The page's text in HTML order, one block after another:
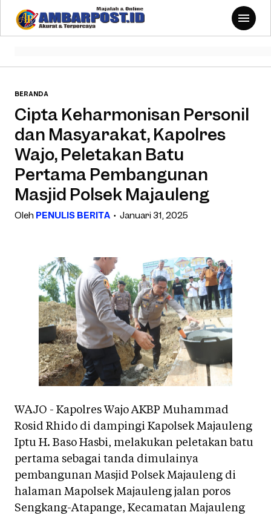
BERANDA
Cipta Keharmonisan Personil
dan Masyarakat, Kapolres
Wajo, Peletakan Batu
Pertama Pembangunan
Masjid Polsek Majauleng
Oleh PENULIS BERITA Januari 31, 2025
WAJO - Kapolres Wajo AKBP Muhammad
Rosid Rhido di dampingi Kapolsek Majauleng
Iptu H. Baso Hasbi, melakukan peletakan batu
pertama sebagai tanda dimulainya
pembangunan Masjid Polsek Majauleng di
halaman Mapolsek Majauleng jalan poros
Sengkang-Atapange, Kecamatan Majauleng